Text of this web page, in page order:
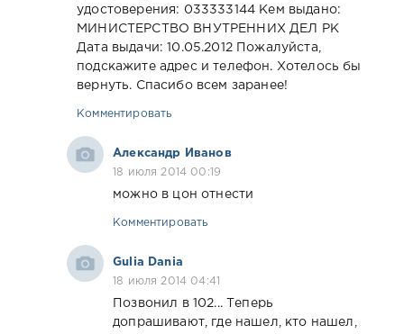
удостоверения: 033333144 Кем выдано:
МИНИСТЕРСТВО ВНУТРЕННИХ ДЕЛ РК
Дата выдачи: 10.05.2012 Пожалуйста,
подскажите адрес и телефон. Хотелось бы
вернуть. Спасибо всем заранее!
Комментировать
Александр Иванов
18 июля 2014 00:19
можно в цон отнести
Комментировать
Gulia Dania
18 июля 2014 04:41
Позвонил в 102... Теперь
допрашивают, где нашел, кто нашел,